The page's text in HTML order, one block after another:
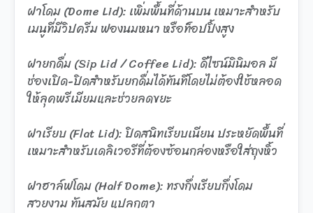
ฝาโดม (Dome Lid): เพิ่มพื้นที่ด้านบน เหมาะสำหรับ
เมนูที่มีวิปครีม ฟองนมหนา หรือท็อปปิ้งสูง
ฝายกดื่ม (Sip Lid / Coffee Lid): ดีไซน์มินิมอล มี
ช่องเปิด-ปิดสำหรับยกดื่มได้ทันทีโดยไม่ต้องใช้หลอด
ให้ลุคพรีเมียมและช่วยลดขยะ
ฝาเรียบ (Flat Lid): ปิดสนิทเรียบเนียน ประหยัดพื้นที่
เหมาะสำหรับเดลิเวอรีที่ต้องซ้อนกล่องหรือใส่ถุงหิ้ว
ฝาฮาล์ฟโดม (Half Dome): ทรงกึ่งเรียบกึ่งโดม
สวยงาม ทันสมัย แปลกตา